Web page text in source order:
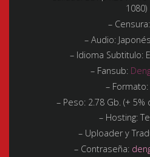
1080)
–
– Audio:
– Idioma Subtitulo:
– Fansub:
– Formato:
– Peso: 2.78 Gb. (+
– Hosting:
– Uploader y
– Contraseña: